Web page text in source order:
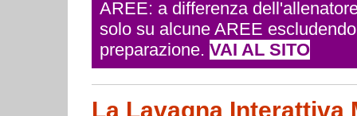
AREE: a differenza
solo su alcune AREE
preparazione. VAI AL SITO
La Lavagna Interattiva